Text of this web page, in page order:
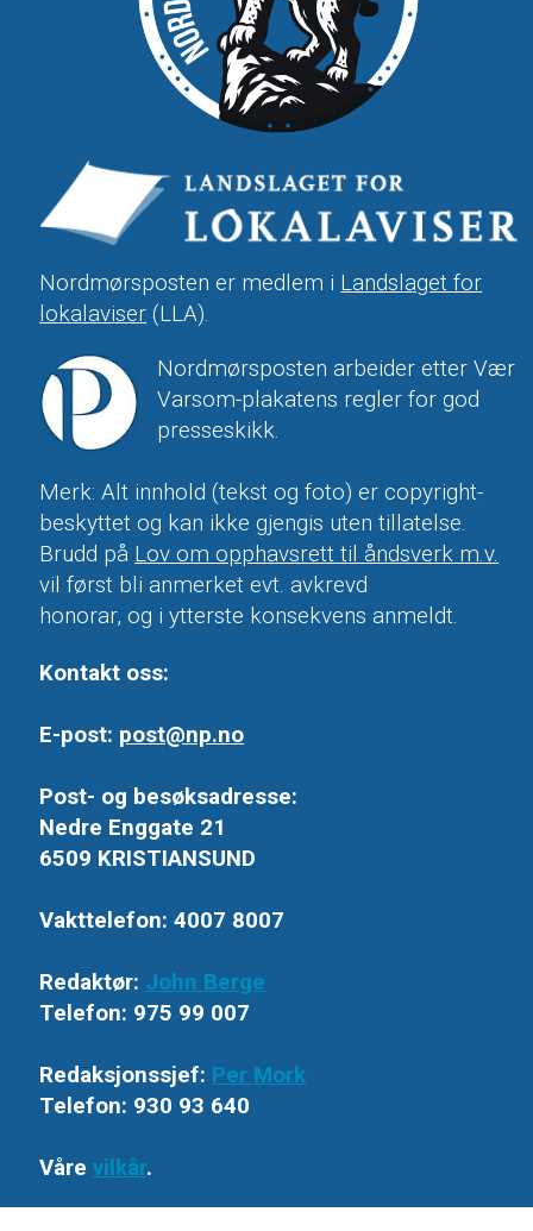
Nordmørsposten er medlem i Landslaget for
lokalaviser (LLA).
Nordmørsposten arbeider etter Vær
Varsom-plakatens regler for god
presseskikk.
Merk: Alt innhold (tekst og foto) er copyright-
beskyttet og kan ikke gjengis uten tillatelse.
Brudd på Lov om opphavsrett til åndsverk m.v.
vil først bli anmerket evt. avkrevd
honorar, og i ytterste konsekvens anmeldt.
Kontakt oss:
E-post: post@np.no
Post- og besøksadresse:
Nedre Enggate 21
6509 KRISTIANSUND
Vakttelefon: 4007 8007
Redaktør: John Berge
Telefon: 975 99 007
Redaksjonssjef: Per Mork
Telefon: 930 93 640
Vårevilkår.